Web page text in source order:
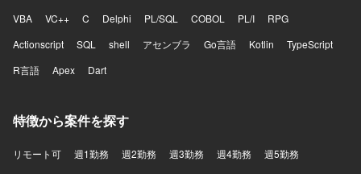
VBA
VC++ C Delphi PL/SQL COBOL PL/I
RPG
Actionscript
SQL shell アセンブラ Go言語 Kotlin
TypeScript
R言語
Apex Dart
特徴から案件を探す
リモート可 週1勤務 週2勤務 週3勤務 週4勤務 週5勤務